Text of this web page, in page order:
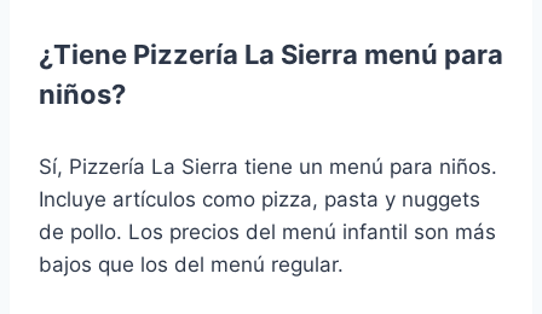
¿Tiene Pizzería La Sierra menú para
niños?
Sí, Pizzería La Sierra tiene un menú para niños.
Incluye artículos como pizza, pasta y nuggets
de pollo. Los precios del menú infantil son más
bajos que los del menú regular.